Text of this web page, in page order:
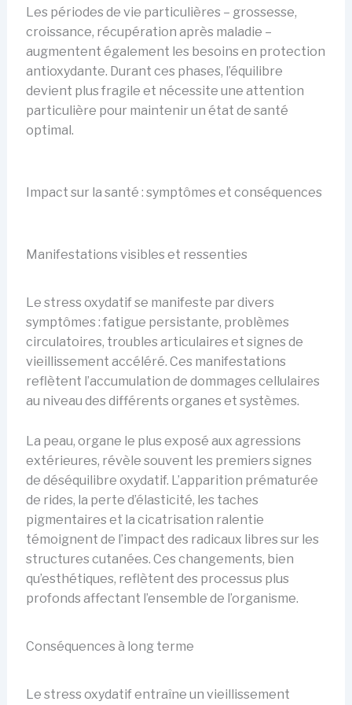
Les périodes de vie particulières – grossesse,
croissance, récupération après maladie –
augmentent également les besoins en protection
antioxydante. Durant ces phases, l’équilibre
devient plus fragile et nécessite une attention
particulière pour maintenir un état de santé
optimal.
Impact sur la santé : symptômes et conséquences
Manifestations visibles et ressenties
Le stress oxydatif se manifeste par divers
symptômes : fatigue persistante, problèmes
circulatoires, troubles articulaires et signes de
vieillissement accéléré. Ces manifestations
reflètent l’accumulation de dommages cellulaires
au niveau des différents organes et systèmes.
La peau, organe le plus exposé aux agressions
extérieures, révèle souvent les premiers signes
de déséquilibre oxydatif. L’apparition prématurée
de rides, la perte d’élasticité, les taches
pigmentaires et la cicatrisation ralentie
témoignent de l’impact des radicaux libres sur les
structures cutanées. Ces changements, bien
qu’esthétiques, reflètent des processus plus
profonds affectant l’ensemble de l’organisme.
Conséquences à long terme
Le stress oxydatif entraîne un vieillissement